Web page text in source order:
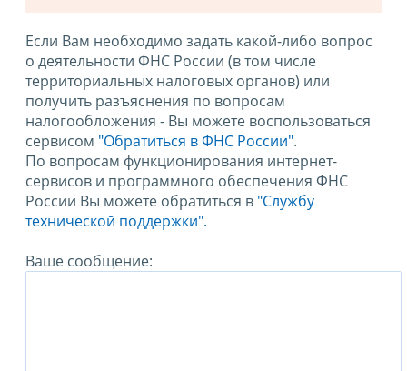
Если Вам необходимо задать какой-либо вопрос
о деятельности ФНС России (в том числе
территориальных налоговых органов) или
получить разъяснения по вопросам
налогообложения - Вы можете воспользоваться
сервисом "Обратиться в ФНС России".
По вопросам функционирования интернет-
сервисов и программного обеспечения ФНС
России Вы можете обратиться в "Службу
технической поддержки".
Ваше сообщение: